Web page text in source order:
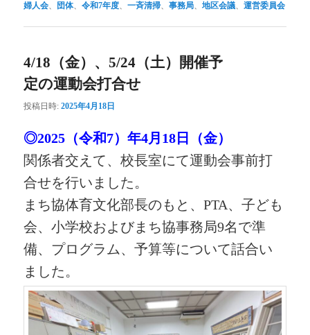
婦人会、 団体、令和7年度、一斉清掃、事務局、地区会議、運営委員会
4/18（金）、5/24（土）開催予
定の運動会打合せ
投稿日時:2025年4月18日
◎2025（令和7）年4月18日（金）
関係者交えて、校長室にて運動会事前打
合せを行いました。
まち協体育文化部長のもと、PTA、子ども
会、小学校およびまち協事務局9名で準
備、プログラム、予算等について話合い
ました。